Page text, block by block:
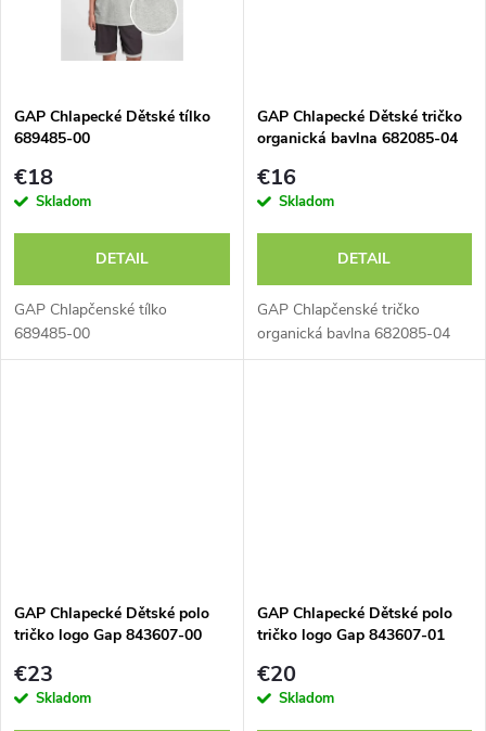
v
GAP Chlapecké Dětské tílko
689485-00
€18
Skladom
DETAIL
GAP Chlapčenské tílko
689485-00
GAP Chlapecké Dětské tričko
organická bavlna 682085-04
€16
Skladom
DETAIL
GAP Chlapčenské tričko
organická bavlna 682085-04
GAP Chlapecké Dětské polo
tričko logo Gap 843607-00
€23
Skladom
GAP Chlapecké Dětské polo
tričko logo Gap 843607-01
€20
Skladom